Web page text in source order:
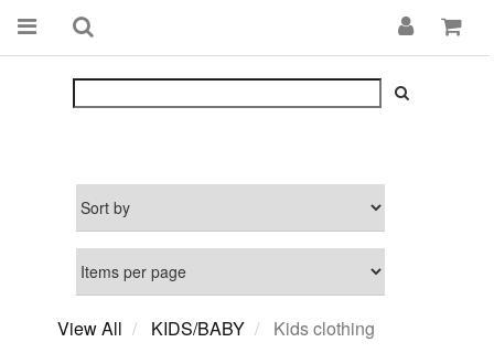
View All KIDS/BABY Kids clothing